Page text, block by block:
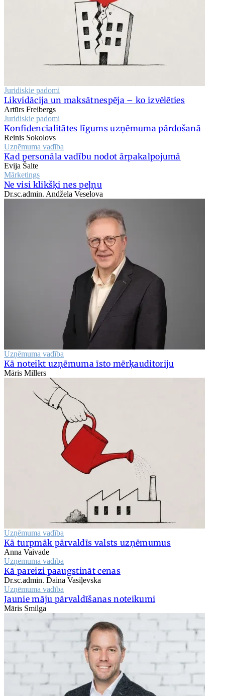
Juridiskie padomi
Likvidācija un maksātnespēja – ko izvēlēties
Artūrs Freibergs
Juridiskie padomi
Konfidencialitātes līgums uzņēmuma pārdošanā
Reinis Sokolovs
Uzņēmuma vadība
Kad personāla vadību nodot ārpakalpojumā
Evija Šalte
Mārketings
Ne visi klikšķi nes peļņu
Dr.sc.admin. Andžela Veselova
Uzņēmuma vadība
Kā noteikt uzņēmuma īsto mērķauditoriju
Māris Millers
Uzņēmuma vadība
Kā turpmāk pārvaldīs valsts uzņēmumus
Anna Vaivade
Uzņēmuma vadība
Kā pareizi paaugstināt cenas
Dr.sc.admin. Daina Vasiļevska
Uzņēmuma vadība
Jaunie māju pārvaldīšanas noteikumi
Māris Smilga